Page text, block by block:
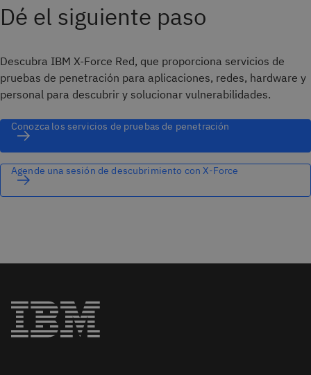
Dé el siguiente paso
Descubra IBM X-Force Red, que proporciona servicios de
pruebas de penetración para aplicaciones, redes, hardware y
personal para descubrir y solucionar vulnerabilidades.
Conozca los servicios de pruebas de penetración
Agende una sesión de descubrimiento con X-Force